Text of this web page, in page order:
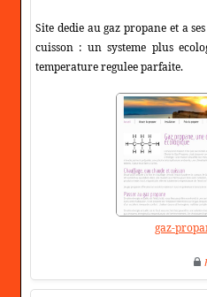
Site dedie au gaz propane et a
cuisson : un systeme plus
temperature regulee parfaite.
gaz-